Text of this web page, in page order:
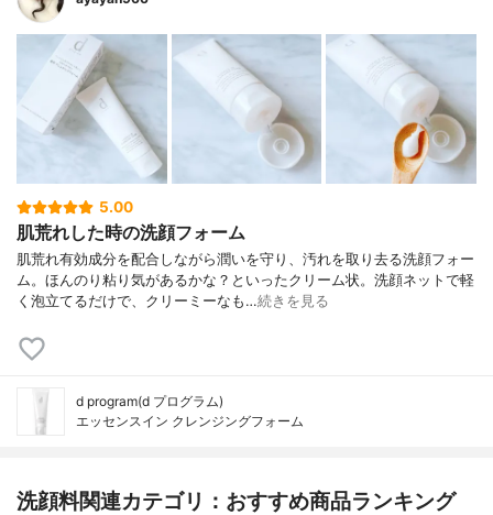
5.00
肌荒れした時の洗顔フォーム
肌荒れ有効成分を配合しながら潤いを守り、汚れを取り去る洗顔フォー
ム。ほんのり粘り気があるかな？といったクリーム状。洗顔ネットで軽
く泡立てるだけで、クリーミーなも…続きを見る
d program(d プログラム)
エッセンスイン クレンジングフォーム
洗顔料関連カテゴリ：おすすめ商品ランキング